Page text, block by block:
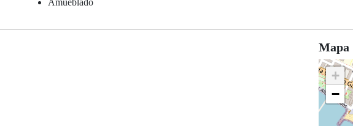
Amueblado
Mapa
+
−